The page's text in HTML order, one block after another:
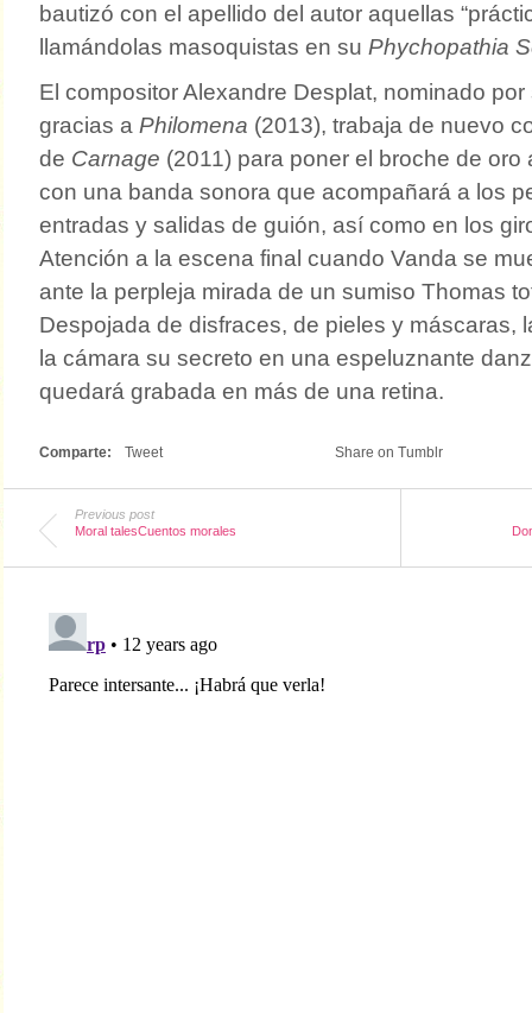
bautizó con el apellido del autor aquellas
llamándolas masoquistas en su Phychopathia
El compositor Alexandre Desplat, nominado
gracias a Philomena (2013), trabaja de nuevo
de Carnage (2011) para poner el broche de oro
con una banda sonora que acompañará a los
entradas y salidas de guión, así como en los
Atención a la escena final cuando Vanda se
ante la perpleja mirada de un sumiso Thomas
Despojada de disfraces, de pieles y máscaras,
la cámara su secreto en una espeluznante
quedará grabada en más de una retina.
Comparte: Tweet Share on Tumblr
Previous post
Moral talesCuentos morales